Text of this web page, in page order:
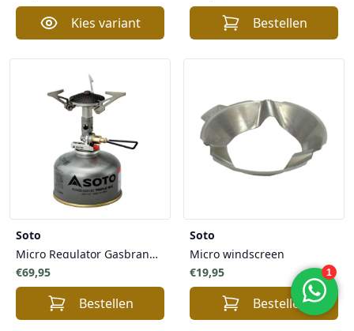
Kies variant Bestellen
Soto
Micro Regulator Gasbrander met piezo ontsteker
€69,95
Bestellen
Soto
Micro windscreen
€19,95
Bestellen